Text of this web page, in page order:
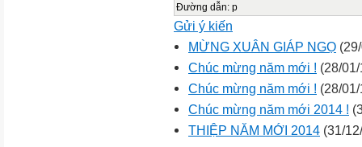
Đường dẫn: p
Gửi ý kiến
MỪNG XUÂN GIÁP NGỌ
Chúc mừng năm mới ! (28/
Chúc mừng năm mới ! (28/
Chúc mừng năm mới 2014 !
THIỆP NĂM MỚI 2014 (31/